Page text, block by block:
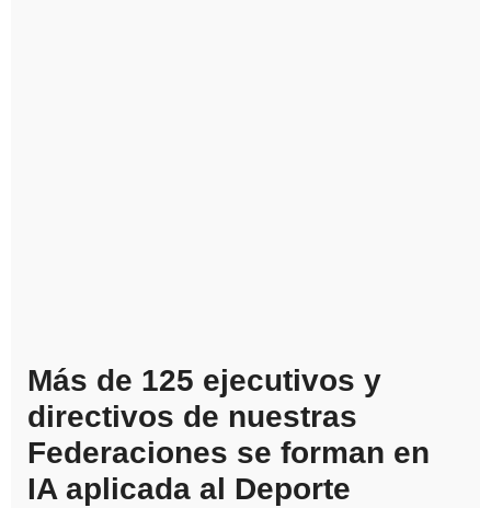
Más de 125 ejecutivos y
directivos de nuestras
Federaciones se forman en
IA aplicada al Deporte